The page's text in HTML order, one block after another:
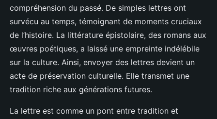
compréhension du passé. De simples lettres ont
survécu au temps, témoignant de moments cruciaux
de l’histoire. La littérature épistolaire, des romans aux
œuvres poétiques, a laissé une empreinte indélébile
sur la culture. Ainsi, envoyer des lettres devient un
acte de préservation culturelle. Elle transmet une
tradition riche aux générations futures.
La lettre est comme un pont entre tradition et